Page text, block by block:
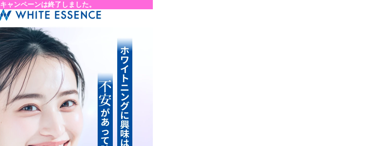
キャンペーンは終了しました。